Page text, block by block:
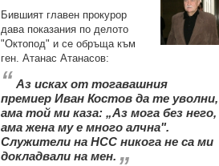
Бившият главен прокурор
дава показания по делото
"Октопод" и се обръща към
ген. Атанас Атанасов:
“ Аз исках от тогавашния
премиер Иван Костов да те уволни,
ама той ми каза: „Аз мога без него,
ама жена му е много алчна".
Служители на НСС никога не са ми
докладвали на мен. „